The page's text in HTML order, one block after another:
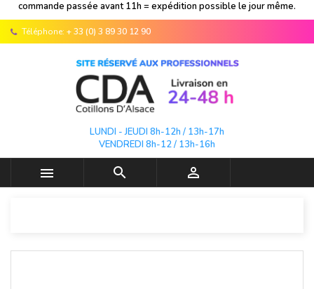
commande passée avant 11h = expédition possible le jour même.
Téléphone: + 33 (0) 3 89 30 12 90
LUNDI - JEUDI 8h-12h / 13h-17h
VENDREDI 8h-12 / 13h-16h
  